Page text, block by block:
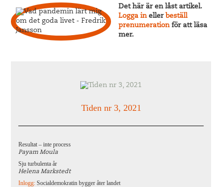
Det här är en låst artikel.
Logga ineller beställ
prenumerationför att läsa
mer.
Tiden nr 3, 2021
Resultat – inte process
Payam Moula
Sju turbulenta år
Helena Markstedt
Inlogg:Socialdemokratin bygger åter landet